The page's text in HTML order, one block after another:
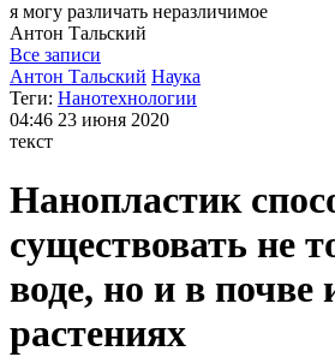
я могу различать неразличимое
Антон Тальский
Все записи
Антон Тальский Наука
Теги: Нанотехнологии
04:46 23 июня 2020
текст
Нанопластик
существовать не
воде, но и в почве
растениях